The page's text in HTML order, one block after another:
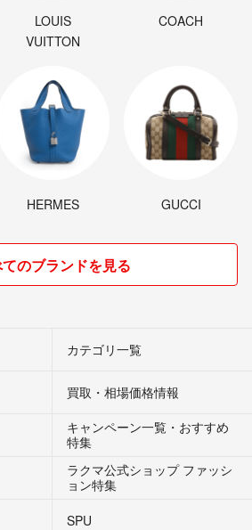
LOUIS
VUITTON
COACH
HERMES GUCCI
のブランドを見る
カテゴリ一覧
買取・相場価格情報
キャンペーン一覧・おすすめ
特集
ラクマ公式ショップ ファッシ
ョン特集
SPU